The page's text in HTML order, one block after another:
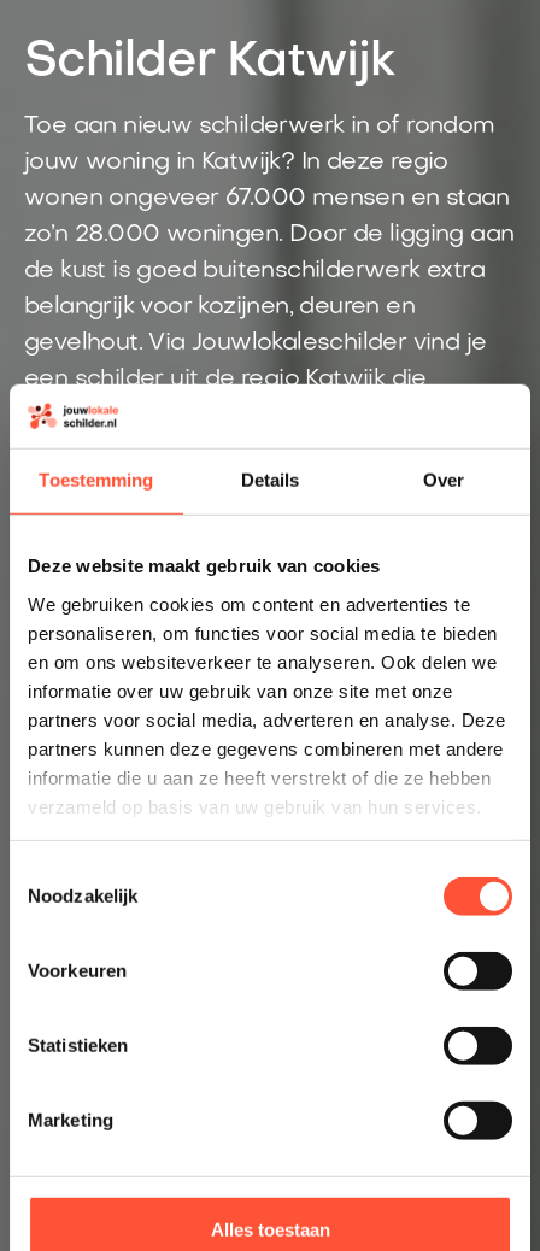
Toestemming Details Over
Deze website maakt gebruik van cookies
We gebruiken cookies om content en advertenties te
personaliseren, om functies voor social media te bieden
en om ons websiteverkeer te analyseren. Ook delen we
informatie over uw gebruik van onze site met onze
partners voor social media, adverteren en analyse. Deze
partners kunnen deze gegevens combineren met andere
informatie die u aan ze heeft verstrekt of die ze hebben
verzameld op basis van uw gebruik van hun services.
Noodzakelijk
Voorkeuren
Statistieken
Marketing
Alles toestaan
Schilder Katwijk
Toe aan nieuw schilderwerk in of rondom
jouw woning in Katwijk? In deze regio
wonen ongeveer 67.000 mensen en staan
zo’n 28.000 woningen. Door de ligging aan
de kust is goed buitenschilderwerk extra
belangrijk voor kozijnen, deuren en
gevelhout. Via Jouwlokaleschilder vind je
een schilder uit de regio Katwijk die
rekening houdt met de lokale
omstandigheden. Zo regel je schilderwerk
snel, duidelijk en zonder gedoe.
Altijd een schilder bij jou in de buurt
Prijsindicatie starten
👉 Inzicht in enkele minuten